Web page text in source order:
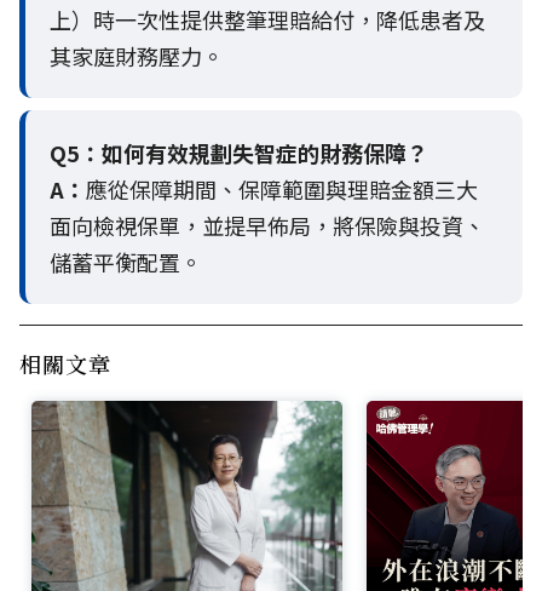
上）時一次性提供整筆理賠給付，降低患者及
其家庭財務壓力。
Q5： 如何有效規劃失智症的財務保障？
A： 應從保障期間、保障範圍與理賠金額三大
面向檢視保單，並提早佈局，將保險與投資、
儲蓄平衡配置。
相關文章